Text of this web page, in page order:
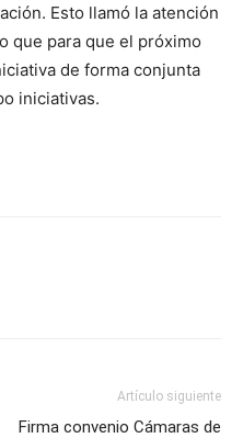
Esto llamó la atención
que para que el próximo
de forma conjunta
iniciativas.
Artículo siguiente
Firma convenio Cámaras de